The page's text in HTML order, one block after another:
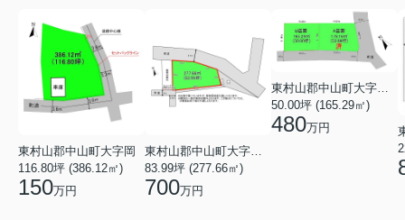
東村山郡中山町大字岡
116.80坪 (386.12㎡)
150万円
東村山郡中山町大字長崎
83.99坪 (277.66㎡)
700万円
50.00坪 (165.29㎡)
480万円